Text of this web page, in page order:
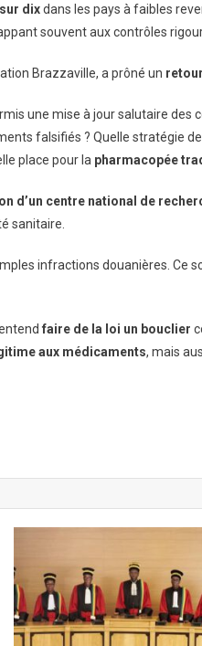
dixdans les pays à faibles
souvent aux contrôles
Brazzaville, a prôné un
une mise à jour salutaire des
falsifiés ? Quelle stratégie
place pour la pharmacopée
d’un centre national de
sanitaire.
infractions douanières. Ce
faire de la loi un bouclier
aux médicaments, mais